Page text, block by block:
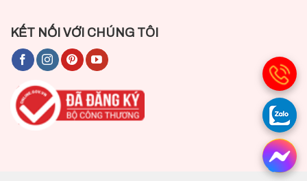
KẾT NỐI VỚI CHÚNG TÔI